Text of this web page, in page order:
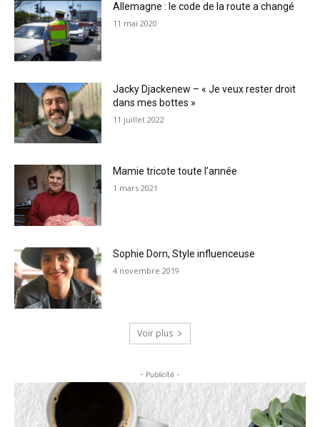
Allemagne : le code de la route a changé
11 mai 2020
Jacky Djackenew – « Je veux rester droit
dans mes bottes »
11 juillet 2022
Mamie tricote toute l’année
1 mars 2021
Sophie Dorn, Style influenceuse
4 novembre 2019
Voir plus
- Publicité -